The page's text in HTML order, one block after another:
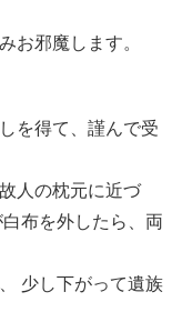
お邪魔します。
を得て、謹んで受
人の枕元に近づ
布を外したら、両
少し下がって遺族